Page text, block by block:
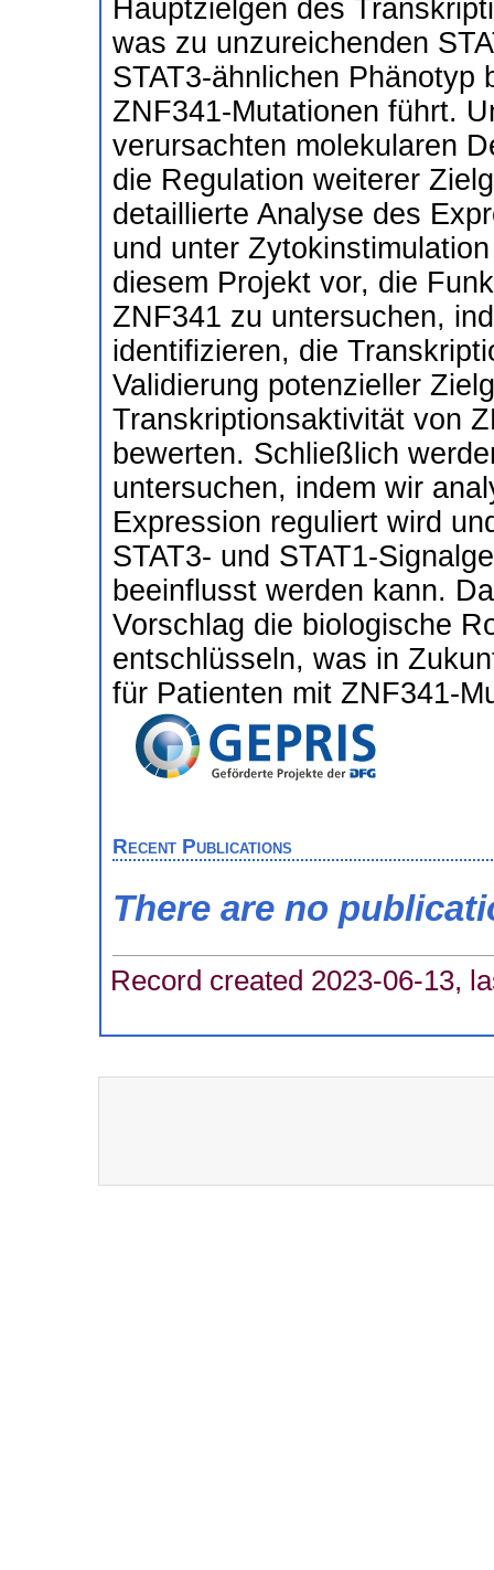
Hauptzielgen des
was zu unzureichenden
STAT3-ähnlichen Phänotyp
ZNF341-Mutationen führt.
verursachten molekularen
die Regulation weiterer
detaillierte Analyse des
und unter
diesem Projekt vor, die
ZNF341 zu untersuchen,
identifizieren, die
Validierung potenzieller
Transkriptionsaktivität von
bewerten. Schließlich
untersuchen, indem wir
Expression reguliert wird
STAT3- und STAT1-
beeinflusst werden kann.
Vorschlag die biologische
entschlüsseln, was in
für Patienten mit ZNF341-
Recent Publications
There are no
Record created 2023-06-13,